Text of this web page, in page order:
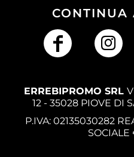
CONTINUA
ERREBIPROMO SRL
12 - 35028 PIOVE DI
P.IVA: 02135030282